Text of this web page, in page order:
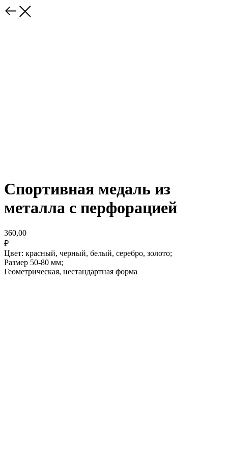
Спортивная медаль из
металла с перфорацией
360,00
₽
Цвет: красный, черный, белый, серебро, золото;
Размер 50-80 мм;
Геометрическая, нестандартная форма